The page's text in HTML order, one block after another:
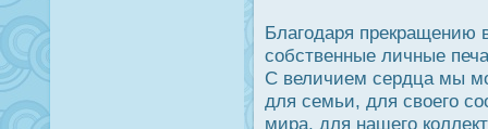
Благодаря прекращению
собственные личные
С величием сердца мы
для семьи, для своего
мира, для нашего